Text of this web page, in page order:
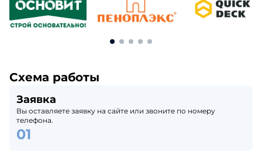
Схема работы
Заявка
Вы оставляете заявку на сайте или звоните по номеру
телефона.